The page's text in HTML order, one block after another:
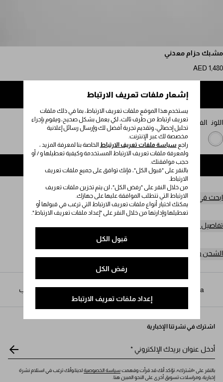
إشعار ملفات تعريف الارتباط
يستخدم هذا الموقع ملفات تعريف الارتباط، بما في ذلك ملفات
تعريف ارتباط من طرف ثالث، لكي يعمل بشكل صحيح، ويقوم بإجراء
تحليل إحصائي، وتقديم تجربة أفضل لك وإرسال رسائل إعلانية
مخصصة لك عبر الإنترنت.
راجع سياسة ملفات تعريف الارتباط الخاصة بنا لمعرفة المزيد ،
ولمعرفة ملفات تعريف الارتباط المستخدمة وكيفية تعطيلها و / أو
حجب موافقتك.
بالنقر على "قبول الكل"، فإنك توافق على جميع ملفات تعريف
الارتباط.
من خلال النقر على "رفض الكل"، لن يتم تخزين ملفات تعريف
الارتباط التي تتطلب الموافقة عليها على جهازك.
يمكنك اختيار أنواع ملفات تعريف الارتباط التي ترغب في قبولها أو
تعطيلها وإدارتها من خلال النقر على "إعداد ملفات تعريف الارتباط".
قبول الكل
رفض الكل
إعداد ملفات تعريف الارتباط
مشبك حزام معدني
AED 1,480
إضافة إلى حقيبة التسوق
اللون الفولاذ المصقول
ابحث في المتجر
تفاصيل المنتج
الشحن وعمليات الإرجاع مجاناً
Prada
/ الرجال / الأكسسوارات / أحزمة مُصممة حسب الطلب
اشترك في نشرتنا الإخبارية
أدخل عنوان بريدك الإلكتروني *
بالنقر على «اشترك»، تؤكد أنك قد قرأت وفهمتسياسة الخصوصيةلدينا،وأنك ترغب في استلام نشرة
إخبارية، ومراسلات تسويق أخرى على النحو المبين هنا.